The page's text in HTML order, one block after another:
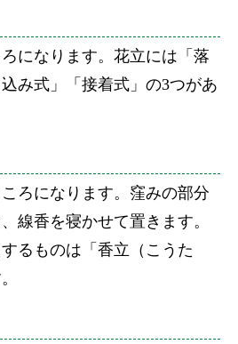
になります。花立には「落
み式」「接着式」の3つがあ
ろになります。窪みの部分
線香を寝かせて置きます。
るものは「香立（こうた